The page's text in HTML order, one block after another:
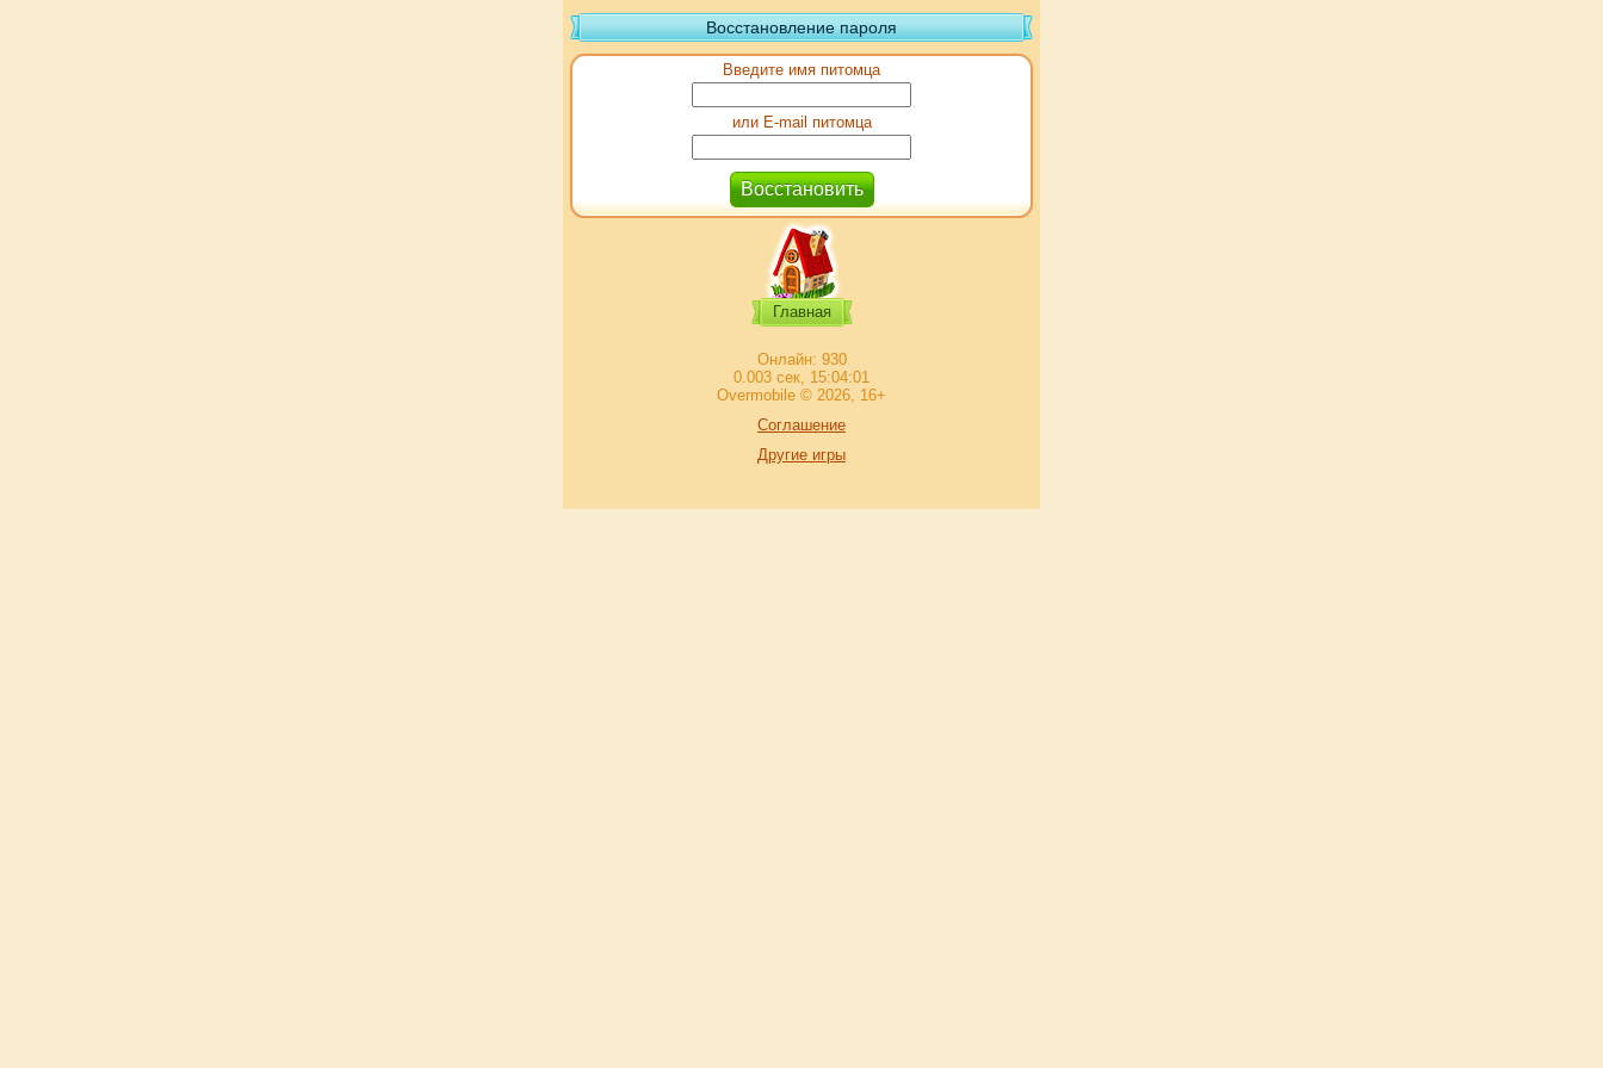
Восстановление пароля
Введите имя питомца
или E-mail питомца
Главная
Онлайн: 930
0.003 сек, 15:04:01
Overmobile © 2026, 16+
Соглашение
Другие игры